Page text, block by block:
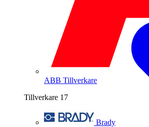
ABB Tillverkare
Tillverkare 17
Brady